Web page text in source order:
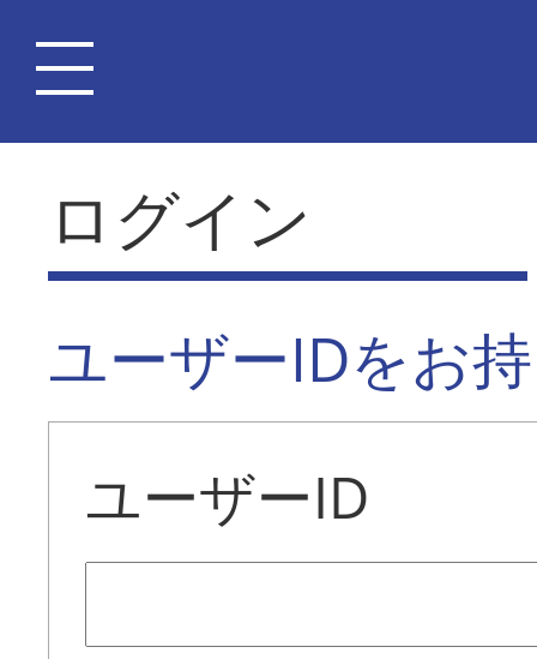
ログイン
ユーザーIDをお
ユーザーID